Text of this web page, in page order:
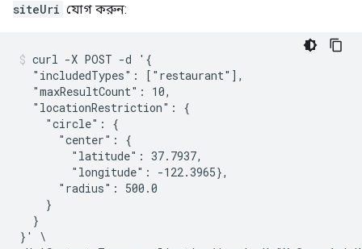
siteUri যোগ করুন:
curl -X POST -d '{
  "includedTypes": ["restaurant"],
  "maxResultCount": 10,
  "locationRestriction": {
    "circle": {
      "center": {
        "latitude": 37.7937,
        "longitude": -122.3965},
      "radius": 500.0
    }
  }
}' \